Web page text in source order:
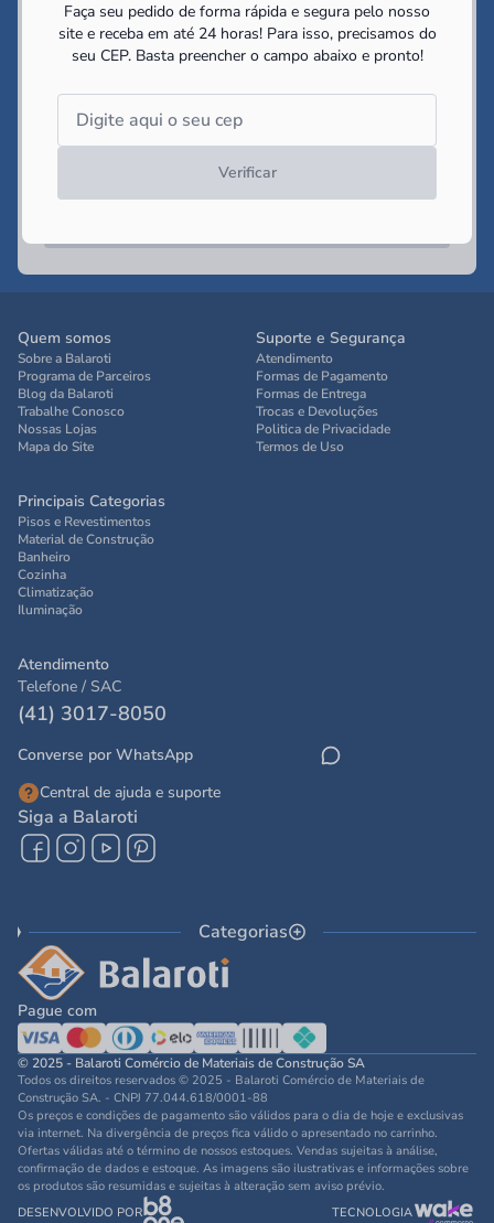
Faça seu pedido de forma rápida e segura pelo nosso
site e receba em até 24 horas! Para isso, precisamos do
seu CEP. Basta preencher o campo abaixo e pronto!
Verificar
Construir Reformar Decorar
Li e concordo com aspoliticas de cookies e políticas de
impostas pelo site
Quem somos
Sobre a Balaroti
Programa de Parceiros
Blog da Balaroti
Trabalhe Conosco
Nossas Lojas
Mapa do Site
Suporte e Segurança
Atendimento
Formas de Pagamento
Formas de Entrega
Trocas e Devoluções
Politica de Privacidade
Termos de Uso
Principais Categorias
Pisos e Revestimentos
Material de Construção
Banheiro
Cozinha
Climatização
Iluminação
Atendimento
Telefone / SAC
(41) 3017-8050
Converse por WhatsApp
Central de ajuda e suporte
Siga a Balaroti
Categorias
Pague com
© 2025 - Balaroti Comércio de Materiais de Construção SA
Todos os direitos reservados © 2025 - Balaroti Comércio de Materiais de
Construção SA. - CNPJ 77.044.618/0001-88
Os preços e condições de pagamento são válidos para o dia de hoje e exclusivas
via internet. Na divergência de preços fica válido o apresentado no carrinho.
Ofertas válidas até o término de nossos estoques. Vendas sujeitas à análise,
confirmação de dados e estoque. As imagens são ilustrativas e informações sobre
os produtos são resumidas e sujeitas à alteração sem aviso prévio.
DESENVOLVIDO POR
TECNOLOGIA